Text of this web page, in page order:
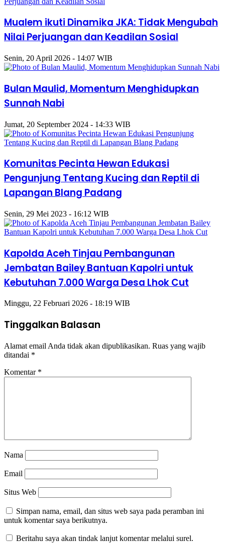
Mualem ikuti Dinamika JKA: Tidak Mengubah
Nilai Perjuangan dan Keadilan Sosial
Senin, 20 April 2026 - 14:07 WIB
Bulan Maulid, Momentum Menghidupkan
Sunnah Nabi
Jumat, 20 September 2024 - 14:33 WIB
Komunitas Pecinta Hewan Edukasi
Pengunjung Tentang Kucing dan Reptil di
Lapangan Blang Padang
Senin, 29 Mei 2023 - 16:12 WIB
Kapolda Aceh Tinjau Pembangunan
Jembatan Bailey Bantuan Kapolri untuk
Kebutuhan 7.000 Warga Desa Lhok Cut
Minggu, 22 Februari 2026 - 18:19 WIB
Tinggalkan Balasan
Alamat email Anda tidak akan dipublikasikan. Ruas yang wajib
ditandai *
Komentar *
Nama
Email
Situs Web
Simpan nama, email, dan situs web saya pada peramban ini
untuk komentar saya berikutnya.
Beritahu saya akan tindak lanjut komentar melalui surel.